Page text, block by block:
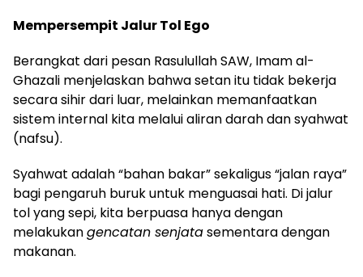
Mempersempit Jalur Tol Ego
Berangkat dari pesan Rasulullah SAW, Imam al-
Ghazali menjelaskan bahwa setan itu tidak bekerja
secara sihir dari luar, melainkan memanfaatkan
sistem internal kita melalui aliran darah dan syahwat
(nafsu).
Syahwat adalah “bahan bakar” sekaligus “jalan raya”
bagi pengaruh buruk untuk menguasai hati. Di jalur
tol yang sepi, kita berpuasa hanya dengan
melakukangencatan senjatasementara dengan
makanan.